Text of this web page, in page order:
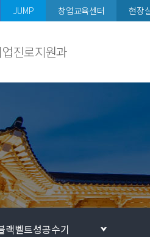
JUMP 창업교육센터 현장
진로지원과
랙벨트성공수기